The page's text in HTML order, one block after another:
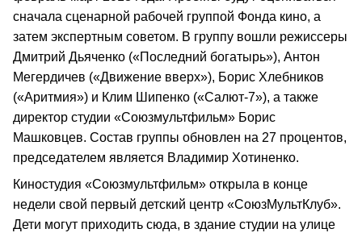
сначала сценарной рабочей группой Фонда кино, а
затем экспертным советом. В группу вошли режиссеры
Дмитрий Дьяченко («Последний богатырь»), Антон
Мегердичев («Движение вверх»), Борис Хлебников
(«Аритмия») и Клим Шипенко («Салют-7»), а также
директор студии «Союзмультфильм» Борис
Машковцев. Состав группы обновлен на 27 процентов,
председателем является Владимир Хотиненко.
Киностудия «Союзмультфильм» открыла в конце
недели свой первый детский центр «СоюзМультКлуб».
Дети могут приходить сюда, в здание студии на улице